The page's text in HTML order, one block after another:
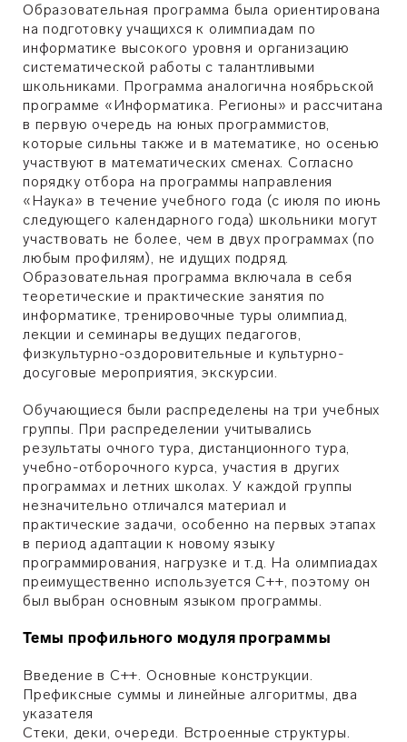
Образовательная программа была ориентирована
на подготовку учащихся к олимпиадам по
информатике высокого уровня и организацию
систематической работы с талантливыми
школьниками. Программа аналогична ноябрьской
программе «Информатика. Регионы» и рассчитана
в первую очередь на юных программистов,
которые сильны также и в математике, но осенью
участвуют в математических сменах. Согласно
порядку отбора на программы направления
«Наука» в течение учебного года (с июля по июнь
следующего календарного года) школьники могут
участвовать не более, чем в двух программах (по
любым профилям), не идущих подряд.
Образовательная программа включала в себя
теоретические и практические занятия по
информатике, тренировочные туры олимпиад,
лекции и семинары ведущих педагогов,
физкультурно-оздоровительные и культурно-
досуговые мероприятия, экскурсии.
Обучающиеся были распределены на три учебных
группы. При распределении учитывались
результаты очного тура, дистанционного тура,
учебно-отборочного курса, участия в других
программах и летних школах. У каждой группы
незначительно отличался материал и
практические задачи, особенно на первых этапах
в период адаптации к новому языку
программирования, нагрузке и т.д. На олимпиадах
преимущественно используется С++, поэтому он
был выбран основным языком программы.
Темы профильного модуля программы
Введение в С++. Основные конструкции.
Префиксные суммы и линейные алгоритмы, два
указателя
Стеки, деки, очереди. Встроенные структуры.